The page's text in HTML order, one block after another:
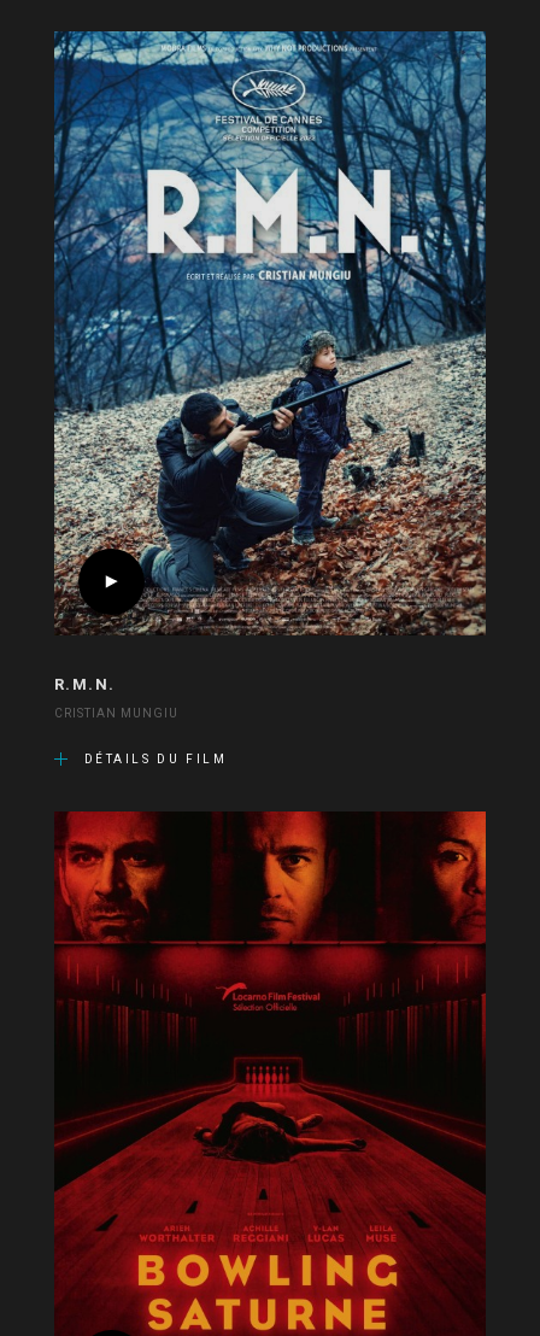
R.M.N.
CRISTIAN MUNGIU
DÉTAILS DU FILM